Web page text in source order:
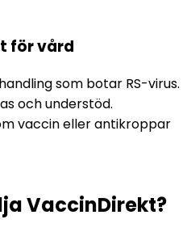
för vård
som botar RS-virus.
och understöd.
vaccin eller antikroppar
VaccinDirekt?